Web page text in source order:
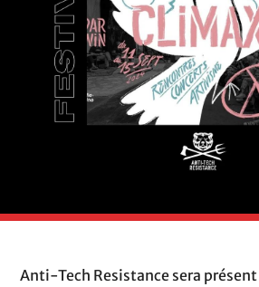
Anti-Tech Resistance sera présent